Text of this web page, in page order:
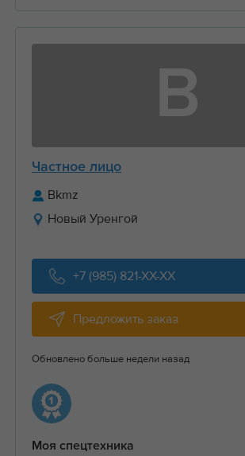
B
Частное лицо
Bkmz
Новый Уренгой
+7 (985) 821-XX-XX
Предложить заказ
Обновлено больше недели назад
Моя спецтехника